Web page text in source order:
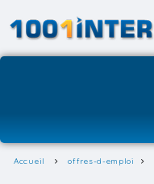
Accueil offres-d-emploi